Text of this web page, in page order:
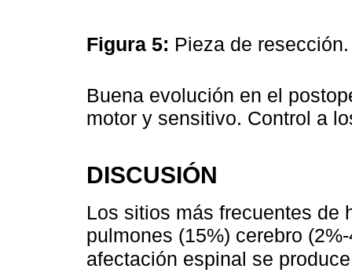
Figura 5: Pieza de
Buena evolución en el
motor y sensitivo. Control a
DISCUSIÓN
Los sitios más frecuentes de
pulmones (15%) cerebro
afectación espinal se